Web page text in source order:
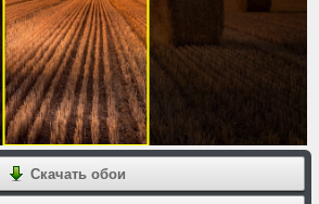
Скачать обои